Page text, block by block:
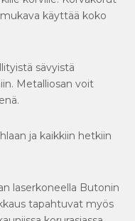
käyttää koko
sävyistä
Metalliosan voit
ja kaikkiin hetkiin
laserkoneella Butonin
tapahtuvat myös